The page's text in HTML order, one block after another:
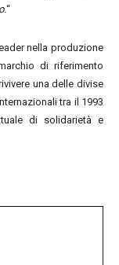
“
nella produzione
di riferimento
una delle divise
tra il 1993
di solidarietà e